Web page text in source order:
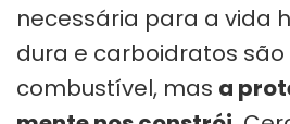
neces­sá­ria para a vida
dura e car­boi­dra­tos
com­bus­tí­vel, mas a